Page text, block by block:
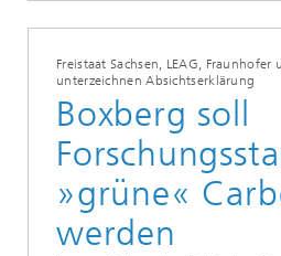
Freistaat Sachsen, LEAG, Fraunhofer
unterzeichnen Absichtserklärung
Boxberg soll
»grüne«
werden